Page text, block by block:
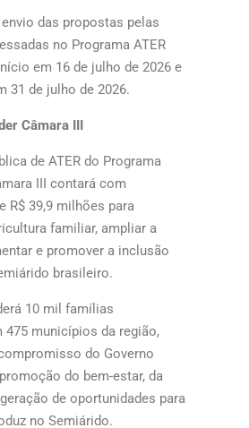
das propostas pelas
no Programa ATER
em 16 de julho de 2026 e
31 de julho de 2026.
Câmara III
de ATER do Programa
III contará com
R$ 39,9 milhões para
familiar, ampliar a
e promover a inclusão
brasileiro.
10 mil famílias
475 municípios da região,
do Governo
do bem-estar, da
de oportunidades para
no Semiárido.